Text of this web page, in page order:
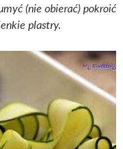
(nie obierać) pokroić
plastry.